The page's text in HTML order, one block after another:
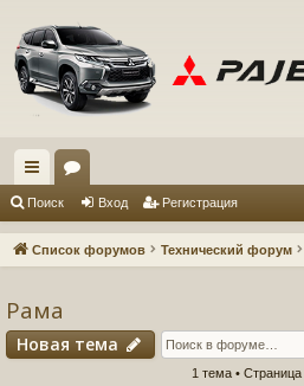
с
ы
и
ум
Поиск Вход Регистрация
Список форумов Технический форум
Рама
Новая тема
1 тема • Страница